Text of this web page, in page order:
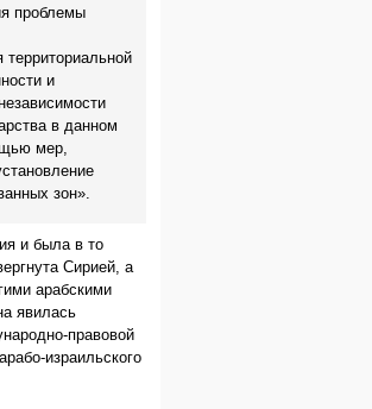
проблемы
территориальной
и
в данном
мер,
зон».
и была в то
Сирией, а
арабскими
явилась
правовой
израильского